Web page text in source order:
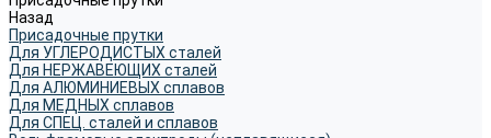
Назад
Присадочные прутки
Для УГЛЕРОДИСТЫХ сталей
Для НЕРЖАВЕЮЩИХ сталей
Для АЛЮМИНИЕВЫХ сплавов
Для МЕДНЫХ сплавов
Для СПЕЦ. сталей и сплавов